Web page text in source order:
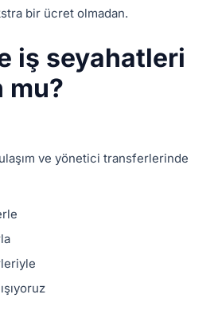
bir ücret olmadan.
iş seyahatleri
mu?
ve yönetici transferlerinde